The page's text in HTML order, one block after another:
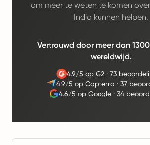
om meer te weten te komen
India kunnen helpen.
Vertrouwd door meer dan
wereldwijd.
4.9/5 op G2· 73
4.9/5 op Capterra · 37
4.6/5 op Google ·34